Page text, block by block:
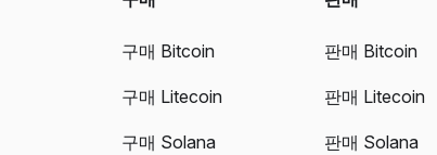
구매 Bitcoin
구매 Litecoin
구매 Solana
판매 Bitcoin
판매 Litecoin
판매 Solana